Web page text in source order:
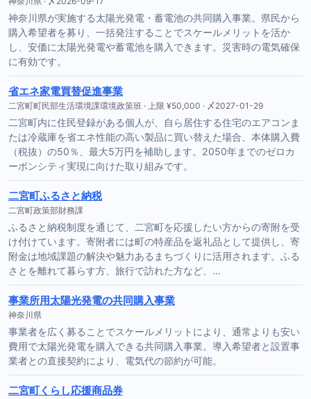
神奈川県が実施する太陽光発電・蓄電池の共同購入事業。県民から
購入希望者を募り、一括発注することでスケールメリットを活か
し、安価に太陽光発電や蓄電池を購入できます。災害時の電気確保
に有効です。
省エネ家電買替促進事業
二宮町町民部生活環境課環境政策班 · 上限 ¥50,000 · 〆2027-01-29
二宮町内に住民登録がある個人が、自ら居住する住宅のエアコンま
たは冷蔵庫を省エネ性能の高い製品に買い替えた場合、本体購入費
（税抜）の50％、最大5万円を補助します。2050年までのゼロカ
ーボンシティ実現に向けた取り組みです。
二宮町ふるさと納税
二宮町政策部財務課
ふるさと納税制度を通じて、二宮町を応援したい方からの寄附を受
け付けています。寄附者には町の特産品を返礼品として提供し、寄
附金は地域課題の解決や魅力あるまちづくりに活用されます。ふる
さとを離れて暮らす方、旅行で訪れた方など、…
事業所用太陽光発電の共同購入事業
神奈川県
事業者を広く募ることでスケールメリットにより、通常よりも安い
費用で太陽光発電を購入できる共同購入事業。導入希望者と設置事
業者との直接契約により、電気代の節約が可能。
二宮町くらし応援商品券